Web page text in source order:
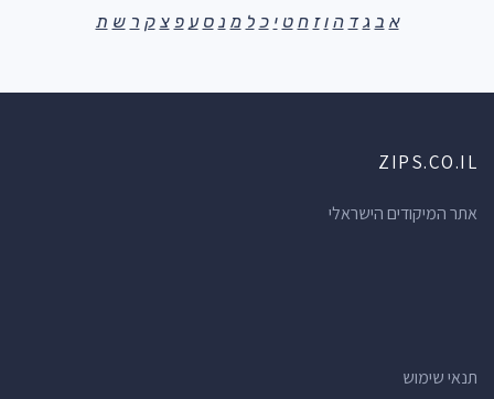
א ב ג ד ה ו ז ח ט י כ ל מ נ ס ע פ צ ק ר ש ת
ZIPS.CO.IL
אתר המיקודים הישראלי
תנאי שימוש